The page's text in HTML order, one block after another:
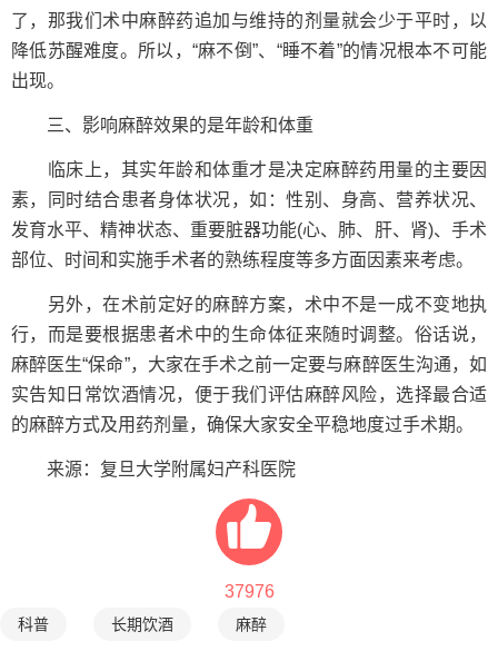
了，那我们术中麻醉药追加与维持的剂量就会少于平时，以
降低苏醒难度。所以，“麻不倒”、“睡不着”的情况根本不可能
出现。
三、影响麻醉效果的是年龄和体重
临床上，其实年龄和体重才是决定麻醉药用量的主要因
素，同时结合患者身体状况，如：性别、身高、营养状况、
发育水平、精神状态、重要脏器功能(心、肺、肝、肾)、手术
部位、时间和实施手术者的熟练程度等多方面因素来考虑。
另外，在术前定好的麻醉方案，术中不是一成不变地执
行，而是要根据患者术中的生命体征来随时调整。俗话说，
麻醉医生“保命”，大家在手术之前一定要与麻醉医生沟通，如
实告知日常饮酒情况，便于我们评估麻醉风险，选择最合适
的麻醉方式及用药剂量，确保大家安全平稳地度过手术期。
来源：复旦大学附属妇产科医院
37976
科普 长期饮酒 麻醉